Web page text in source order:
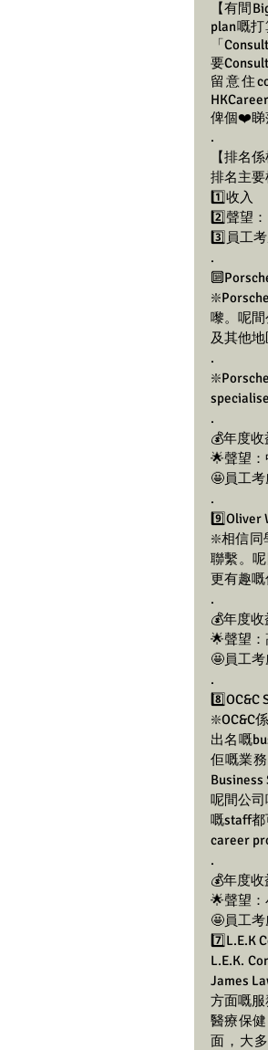
【有間
plan嘅
「
要
留意住
俾個❤️睇
.
【排名
排名主要
1️⃣收入
2️⃣聲望
3️⃣員工
.
嚟。呢
及其他
.
.
💰年度
🌟聲望：
🤩員工
.
9️⃣Oliver
❇️相信同
聯繫。
更有趣嘅
.
💰年度
🌟聲望：
🤩員工
.
8️⃣OC&C
❇️OC&C
出名嘅
佢嘅業
Business
呢間公
嘅staff都
career
.
💰年度
🌟聲望：
🤩員工
7️⃣L.E.K
L.E.K.
James
方面嘅
醫療保
面，大